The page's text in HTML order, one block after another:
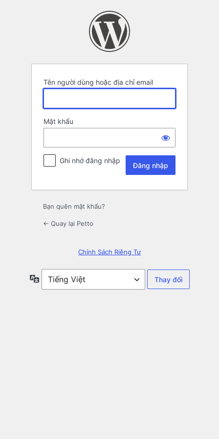
Tên người dùng hoặc địa chỉ email
Mật khẩu
Ghi nhớ đăng nhập
Bạn quên mật khẩu?
← Quay lại Petto
Chính Sách Riêng Tư
Ngôn
ngữ